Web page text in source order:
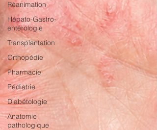
Réanimation
Hépato-Gastro-
entérologie
Transplantation
Orthopédie
Pharmacie
Pédiatrie
Diabétologie
Anatomie
pathologique